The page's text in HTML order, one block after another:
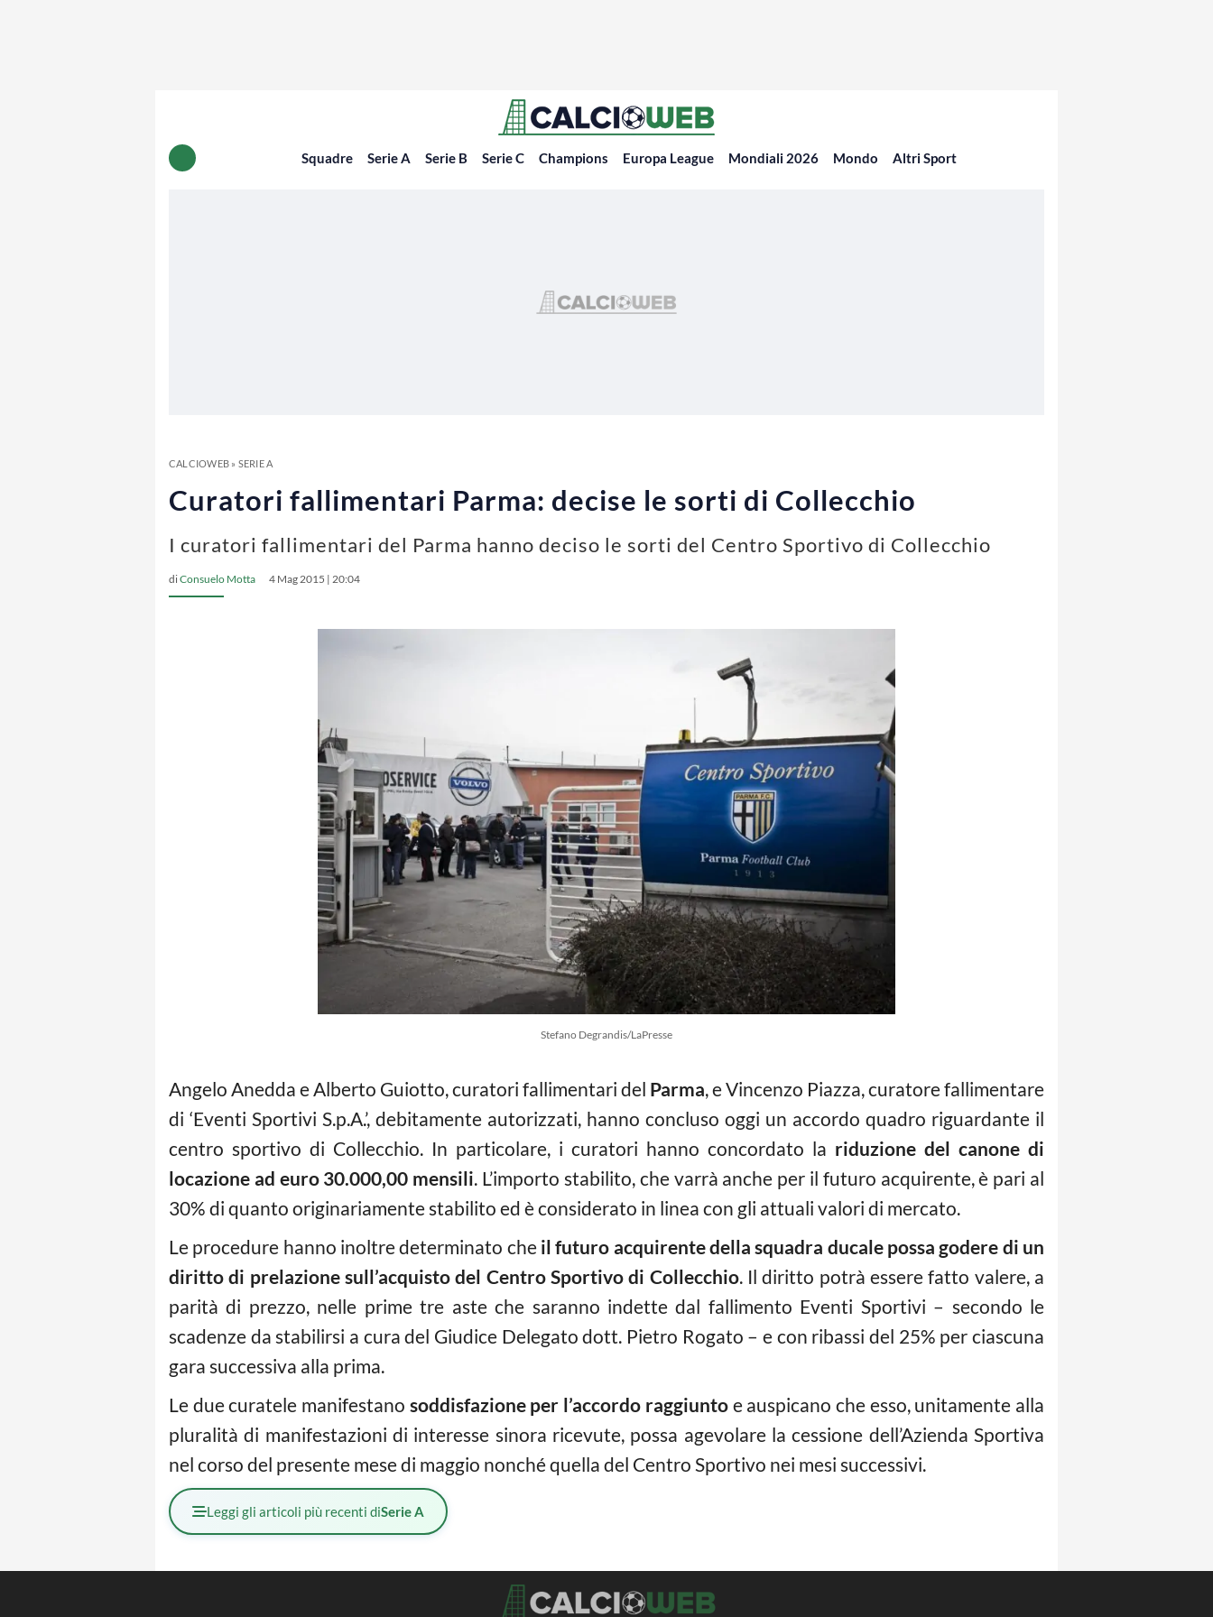
Squadre Serie A Serie B Serie C Champions Europa League Mondiali 2026 Mondo Altri Sport
CALCIOWEB» SERIE A
Curatori fallimentari Parma: decise le sorti di Collecchio
I curatori fallimentari del Parma hanno deciso le sorti del Centro Sportivo di Collecchio
diConsuelo Motta 4 Mag 2015 | 20:04
Stefano Degrandis/LaPresse
Angelo Anedda e Alberto Guiotto, curatori fallimentari del Parma, e Vincenzo Piazza, curatore fallimentare
di ‘Eventi Sportivi S.p.A.’, debitamente autorizzati, hanno concluso oggi un accordo quadro riguardante il
centro sportivo di Collecchio. In particolare, i curatori hanno concordato la riduzione del canone di
locazione ad euro 30.000,00 mensili. L’importo stabilito, che varrà anche per il futuro acquirente, è pari al
30% di quanto originariamente stabilito ed è considerato in linea con gli attuali valori di mercato.
Le procedure hanno inoltre determinato cheil futuro acquirente della squadra ducale possa godere di un
diritto di prelazione sull’acquisto del Centro Sportivo di Collecchio. Il diritto potrà essere fatto valere, a
parità di prezzo, nelle prime tre aste che saranno indette dal fallimento Eventi Sportivi – secondo le
scadenze da stabilirsi a cura del Giudice Delegato dott. Pietro Rogato – e con ribassi del 25% per ciascuna
gara successiva alla prima.
Le due curatele manifestano soddisfazione per l’accordo raggiuntoe auspicano che esso, unitamente alla
pluralità di manifestazioni di interesse sinora ricevute, possa agevolare la cessione dell’Azienda Sportiva
nel corso del presente mese di maggio nonché quella del Centro Sportivo nei mesi successivi.
Leggi gli articoli più recenti diSerie A